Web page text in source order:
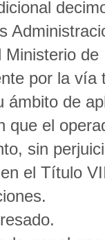
por la
ámbito de
que el
sin
el Título